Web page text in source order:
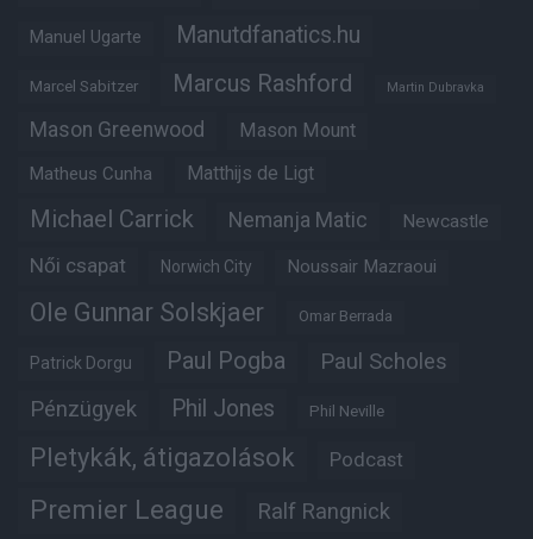
Manuel Ugarte Manutdfanatics.hu
Marcel Sabitzer Marcus Rashford Martin Dubravka
Mason Greenwood Mason Mount
Matheus Cunha Matthijs de Ligt
Michael Carrick Nemanja Matic Newcastle
Női csapat Norwich City Noussair Mazraoui
Ole Gunnar Solskjaer Omar Berrada
Patrick Dorgu Paul Pogba Paul Scholes
Pénzügyek Phil Jones Phil Neville
Pletykák, átigazolások Podcast
Premier League Ralf Rangnick